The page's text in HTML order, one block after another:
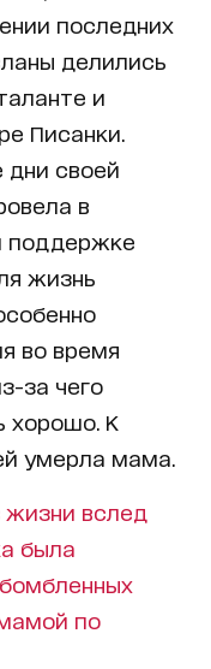
последних
делились
и
Писанки.
дни своей
в
поддержке
жизнь
во время
за чего
хорошо. К
умерла мама.
вслед
была
по